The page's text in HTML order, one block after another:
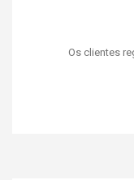
Os clientes
E acesso a